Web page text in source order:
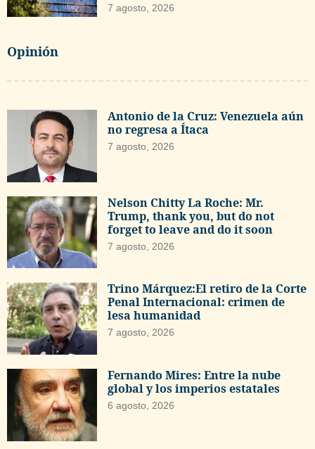
7 agosto, 2026
Opinión
Antonio de la Cruz: Venezuela aún
no regresa a Ítaca
7 agosto, 2026
Nelson Chitty La Roche: Mr.
Trump, thank you, but do not
forget to leave and do it soon
7 agosto, 2026
Trino Márquez:El retiro de la Corte
Penal Internacional: crimen de
lesa humanidad
7 agosto, 2026
Fernando Mires: Entre la nube
global y los imperios estatales
6 agosto, 2026